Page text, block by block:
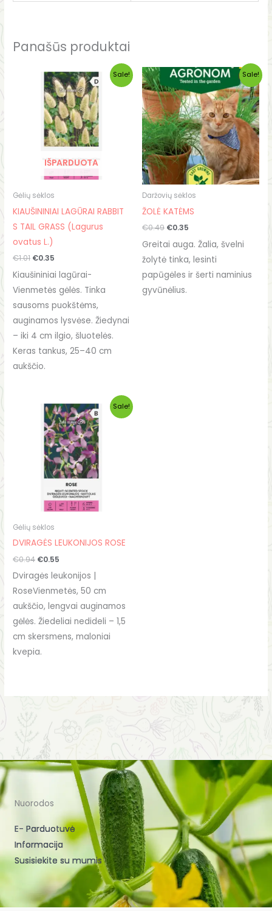
Panašūs produktai
Sale!
IŠPARDUOTA
Gėlių sėklos
KIAUŠININIAI LAGŪRAI RABBIT
S TAIL GRASS (Lagurus
ovatus L.)
€1.01
Original
price
was:
€1.01.
€0.35
Current
price
is:
€0.35.
Kiaušininiai lagūrai-
Vienmetės gėlės. Tinka
sausoms puokštėms,
auginamos lysvėse. Žiedynai
– iki 4 cm ilgio, šluotelės.
Keras tankus, 25–40 cm
aukščio.
Sale!
Daržovių sėklos
ŽOLĖ KATĖMS
€0.49
Original
price
was:
€0.49.
€0.35
Current
price
is:
€0.35.
Greitai auga. Žalia, švelni
žolytė tinka, lesinti
papūgėles ir šerti naminius
gyvūnėlius.
Sale!
Gėlių sėklos
DVIRAGĖS LEUKONIJOS ROSE
€0.94
Original
price
was:
€0.94.
€0.55
Current
price
is:
€0.55.
Dviragės leukonijos |
RoseVienmetės, 50 cm
aukščio, lengvai auginamos
gėlės. Žiedeliai nedideli – 1,5
cm skersmens, maloniai
kvepia.
Nuorodos
E- Parduotuvė
Informacija
Susisiekite su mumis